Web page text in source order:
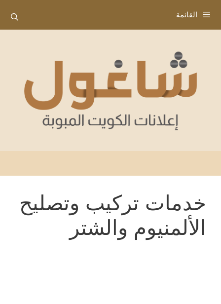
إلى
المحتوى
القائمة
خدمات تركيب وتصليح
الألمنيوم والشتر